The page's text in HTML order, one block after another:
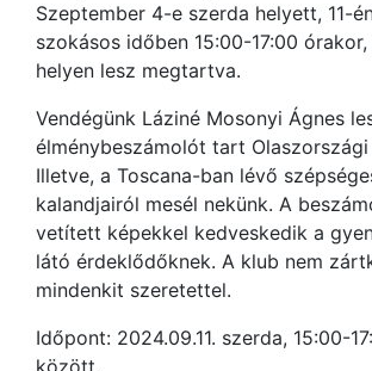
Szeptember 4-e szerda helyett, 11-
szokásos időben 15:00-17:00
helyen lesz megtartva.
Vendégünk Láziné Mosonyi Ágnes
élménybeszámolót tart
Illetve, a Toscana-ban lévő
kalandjairól mesél nekünk. A
vetített képekkel kedveskedik a
látó érdeklődőknek. A klub nem
mindenkit szeretettel.
Időpont: 2024.09.11. szerda, 15:00-